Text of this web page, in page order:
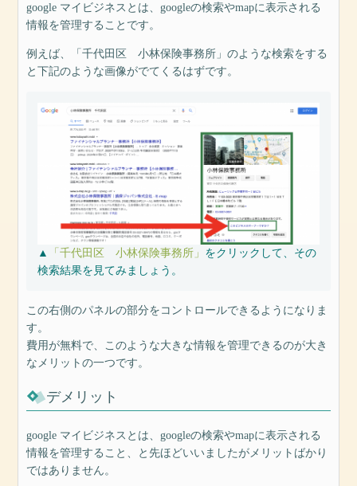
google マイビジネスとは、googleの検索やmapに表示される
情報を管理することです。
例えば、「千代田区 小林保険事務所」のような検索をする
と下記のような画像がでてくるはずです。
▲ 「千代田区 小林保険事務所」 をクリックして、その
検索結果を見てみましょう。
この右側のパネルの部分をコントロールできるようになりま
す。
費用が無料で、このような大きな情報を管理できるのが大き
なメリットの一つです。
デメリット
google マイビジネスとは、googleの検索やmapに表示される
情報を管理すること、と先ほどいいましたがメリットばかり
ではありません。